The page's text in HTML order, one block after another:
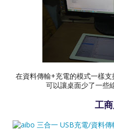
在資料傳輸+充電的模式一樣支
可以讓桌面少了一些
工